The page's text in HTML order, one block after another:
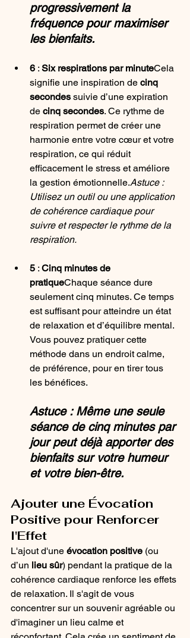
progressivement la
fréquence pour maximiser
les bienfaits.
6 : Six respirations par minuteCela
signifie une inspiration de cinq
secondes suivie d’une expiration
de cinq secondes. Ce rythme de
respiration permet de créer une
harmonie entre votre cœur et votre
respiration, ce qui réduit
efficacement le stress et améliore
la gestion émotionnelle.Astuce :
Utilisez un outil ou une application
de cohérence cardiaque pour
suivre et respecter le rythme de la
respiration.
5 : Cinq minutes de
pratiqueChaque séance dure
seulement cinq minutes. Ce temps
est suffisant pour atteindre un état
de relaxation et d’équilibre mental.
Vous pouvez pratiquer cette
méthode dans un endroit calme,
de préférence, pour en tirer tous
les bénéfices.
Astuce : Même une seule
séance de cinq minutes par
jour peut déjà apporter des
bienfaits sur votre humeur
et votre bien-être.
Ajouter une Évocation
Positive pour Renforcer
l'Effet
L'ajout d'une évocation positive (ou
d’un lieu sûr) pendant la pratique de la
cohérence cardiaque renforce les effets
de relaxation. Il s'agit de vous
concentrer sur un souvenir agréable ou
d'imaginer un lieu calme et